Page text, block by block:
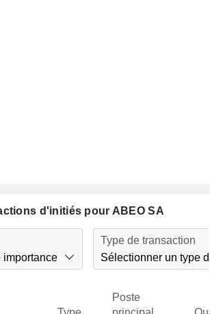
d'initiés pour ABEO SA
importance
Type de transaction
Sélectionner un type
Poste